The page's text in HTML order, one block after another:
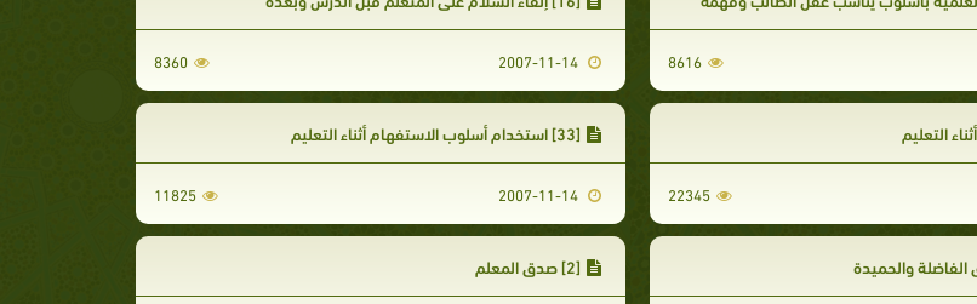
8616
2007-11-14
8360
22345
[33] استخدام أسلوب الاستفهام أثناء التعليم
2007-11-14
11825
[2] صدق المعلم